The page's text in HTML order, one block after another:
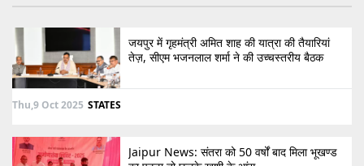
जयपुर में गृहमंत्री अमित शाह की यात्रा की तैयारियां
तेज़, सीएम भजनलाल शर्मा ने की उच्चस्तरीय बैठक
Thu,9 Oct 2025 STATES
Jaipur News: संतरा को 50 वर्षों बाद मिला भूखण्ड